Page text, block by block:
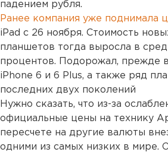
падением рубля.
Ранее компания уже поднимала
iPad с 26 ноября. Стоимость
планшетов тогда выросла в
процентов. Подорожал, прежде
iPhone 6 и 6 Plus, а также ряд
последних двух поколений
Нужно сказать, что из-за
официальные цены на технику
пересчете на другие валюты
одними из самых низких в мире.